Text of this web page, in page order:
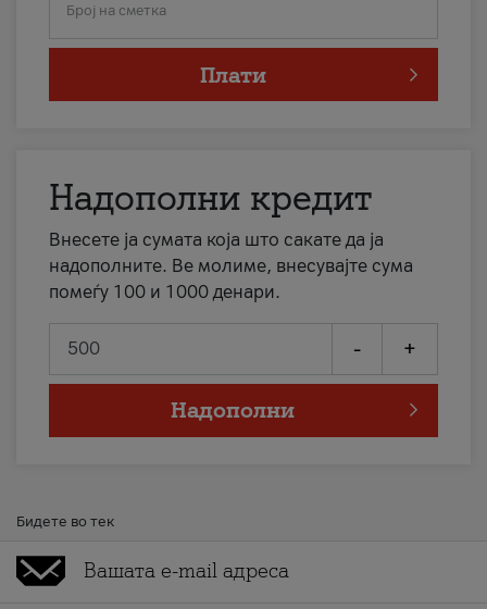
Број на сметка
Плати
Надополни кредит
Внесете ја сумата која што сакате да ја
надополните. Ве молиме, внесувајте сума
помеѓу 100 и 1000 денари.
- +
Надополни
Бидете во тек